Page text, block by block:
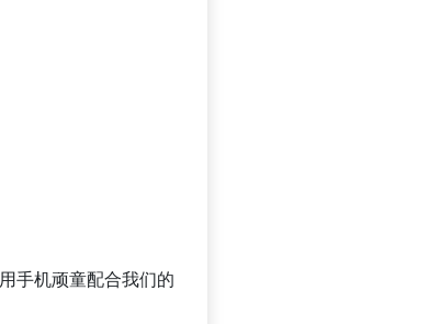
手机顽童配合我们的